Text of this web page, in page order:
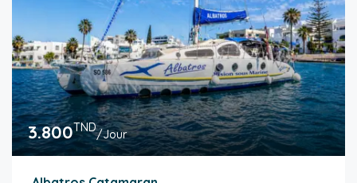
3.800TND/Jour